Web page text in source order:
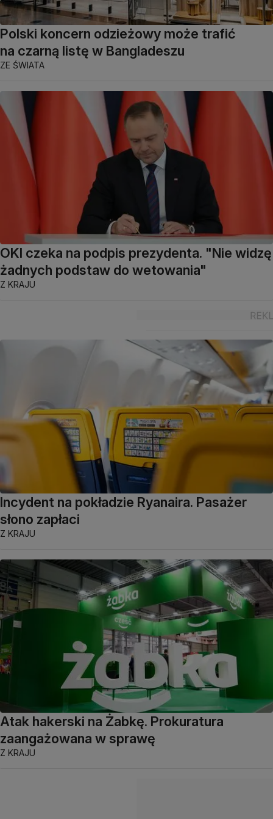
Polski koncern odzieżowy może trafić
na czarną listę w Bangladeszu
ZE ŚWIATA
OKI czeka na podpis prezydenta. "Nie widzę
żadnych podstaw do wetowania"
Z KRAJU
Incydent na pokładzie Ryanaira. Pasażer
słono zapłaci
Z KRAJU
Atak hakerski na Żabkę. Prokuratura
zaangażowana w sprawę
Z KRAJU